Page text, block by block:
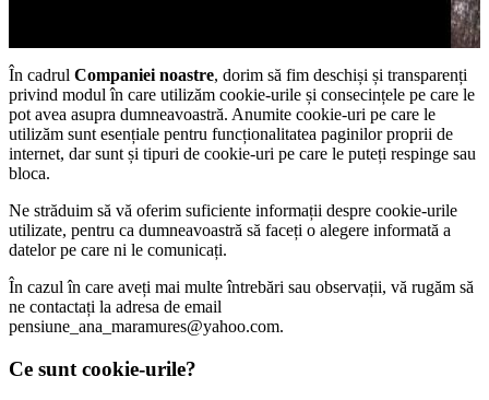
În cadrul Companiei noastre, dorim să fim deschiși și transparenți
privind modul în care utilizăm cookie-urile și consecințele pe care le
pot avea asupra dumneavoastră. Anumite cookie-uri pe care le
utilizăm sunt esențiale pentru funcționalitatea paginilor proprii de
internet, dar sunt și tipuri de cookie-uri pe care le puteți respinge sau
bloca.
Ne străduim să vă oferim suficiente informații despre cookie-urile
utilizate, pentru ca dumneavoastră să faceți o alegere informată a
datelor pe care ni le comunicați.
În cazul în care aveți mai multe întrebări sau observații, vă rugăm să
ne contactați la adresa de email
pensiune_ana_maramures@yahoo.com.
Ce sunt cookie-urile?